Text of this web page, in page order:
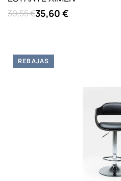
39,55 €35,60 €
REBAJAS